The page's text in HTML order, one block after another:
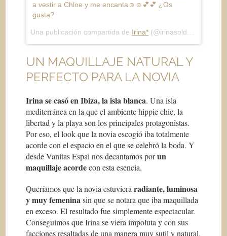
a vestir a Chloe y me encanta☺️☺️💕💕 ¿Os
gusta?
Una publicación compartida de Irina* (@irinasoldevila) el
UN MAQUILLAJE NATURAL Y
PERFECTO PARA LA NOVIA
Irina se casó en Ibiza, la isla blanca. Una isla
mediterránea en la que el ambiente hippie chic, la
libertad y la playa son los principales protagonistas.
Por eso, el look que la novia escogió iba totalmente
acorde con el espacio en el que se celebró la boda. Y
desde Vanitas Espai nos decantamos porun
maquillaje acordecon esta esencia.
Queríamos que la novia estuvieraradiante, luminosa
y muy femeninasin que se notara que iba maquillada
en exceso. El resultado fue simplemente espectacular.
Conseguimos que Irina se viera impoluta y con sus
facciones resaltadas de una manera muy sutil y natural.